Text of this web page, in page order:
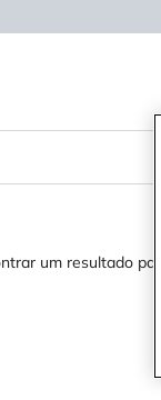
um resultado para